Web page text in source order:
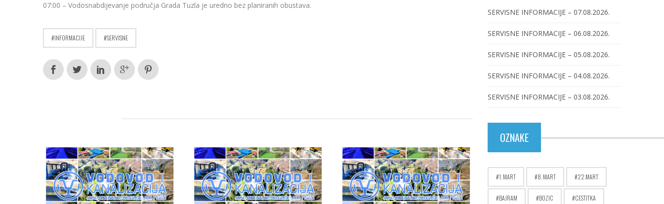
07:00 – Vodosnabdijevanje područja Grada Tuzla je uredno bez planiranih obustava.
INFORMACIJE SERVISNE
SERVISNE INFORMACIJE – 07.08.2026.
SERVISNE INFORMACIJE – 06.08.2026.
SERVISNE INFORMACIJE – 05.08.2026.
SERVISNE INFORMACIJE – 04.08.2026.
SERVISNE INFORMACIJE – 03.08.2026.
OZNAKE
1. MART 8. MART 22.MART
BAJRAM BOZIC CESTITKA